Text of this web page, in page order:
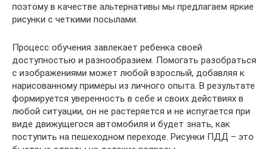
поэтому в качестве альтернативы мы предлагаем яркие
рисунки с четкими посылами.
Процесс обучения завлекает ребенка своей
доступностью и разнообразием. Помогать разобраться
с изображениями может любой взрослый, добавляя к
нарисованному примеры из личного опыта. В результате
формируется уверенность в себе и своих действиях в
любой ситуации, он не растеряется и не испугается при
виде движущегося автомобиля и будет знать, как
поступить на пешеходном переходе. Рисунки ПДД – это